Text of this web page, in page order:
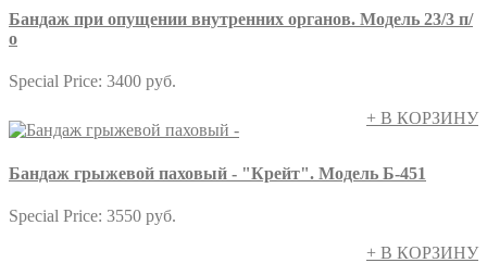
Бандаж при опущении внутренних органов. Модель 23/3 п/
о
Special Price: 3400 руб.
+ В КОРЗИНУ
Бандаж грыжевой паховый - "Крейт". Модель Б-451
Special Price: 3550 руб.
+ В КОРЗИНУ